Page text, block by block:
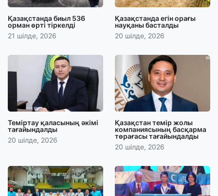
Қазақстанда биыл 536
орман өрті тіркелді
21 шілде, 2026
Қазақстанда егін орағы
науқаны басталды
20 шілде, 2026
Теміртау қаласының әкімі
тағайындалды
20 шілде, 2026
Қазақстан темір жолы
компаниясының басқарма
төрағасы тағайындалды
20 шілде, 2026